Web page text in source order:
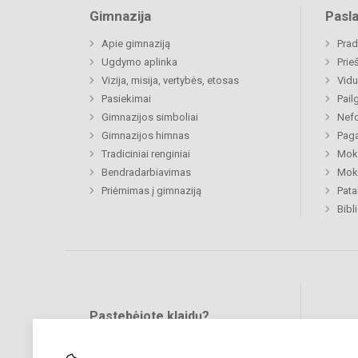
Gimnazija
Apie gimnaziją
Ugdymo aplinka
Vizija, misija, vertybės, etosas
Pasiekimai
Gimnazijos simboliai
Gimnazijos himnas
Tradiciniai renginiai
Bendradarbiavimas
Priėmimas į gimnaziją
Pastebėjote klaidų?